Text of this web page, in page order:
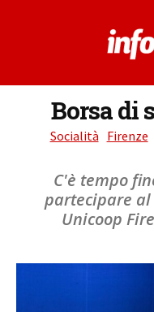
Borsa di
Socialità Firenze
C'è tempo
partecipare al
Unicoop